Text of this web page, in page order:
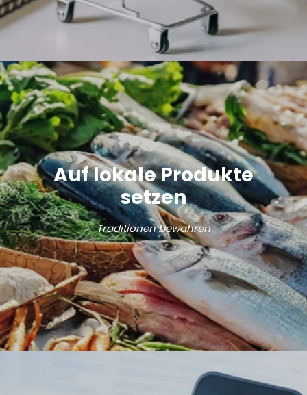
Auf lokale Produkte
setzen
Traditionen bewahren